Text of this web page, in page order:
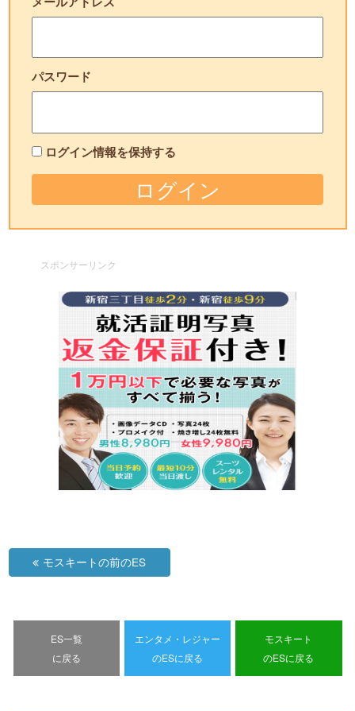
パスワード
ログイン情報を保持する
スポンサーリンク
モスキートの前のES
ES一覧
に戻る
エンタメ・レジャー
のESに戻る
モスキート
のESに戻る